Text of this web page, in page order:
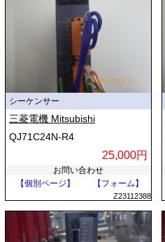
シーケンサー
三菱電機 Mitsubishi
QJ71C24N-R4
25,000円
お問い合わせ
【個別ページ】
【フォーム】
Z23112388